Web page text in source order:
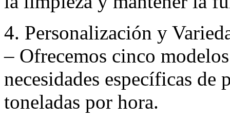
4. Personalización y
– Ofrecemos cinco
necesidades específicas de
toneladas por hora.